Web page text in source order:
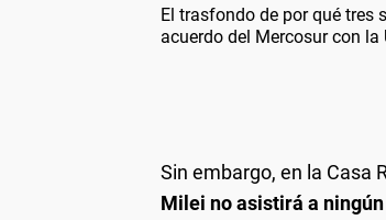
El trasfondo de por qué tres
acuerdo del Mercosur con la
Sin embargo, en la Casa
Milei no asistirá a